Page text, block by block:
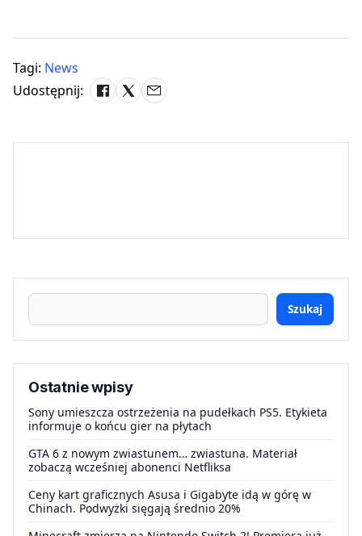
Tagi: News
Udostępnij:
Szukaj
Ostatnie wpisy
Sony umieszcza ostrzeżenia na pudełkach PS5. Etykieta
informuje o końcu gier na płytach
GTA 6 z nowym zwiastunem… zwiastuna. Materiał
zobaczą wcześniej abonenci Netfliksa
Ceny kart graficznych Asusa i Gigabyte idą w górę w
Chinach. Podwyżki sięgają średnio 20%